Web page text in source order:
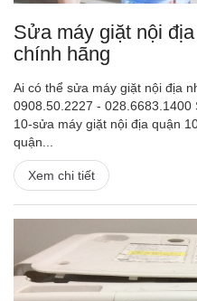
Sửa máy giặt nội
chính hãng
Ai có thể sửa máy giặt nội địa
0908.50.2227 -
10-sửa máy giặt nội địa quận
quận...
Xem chi tiết